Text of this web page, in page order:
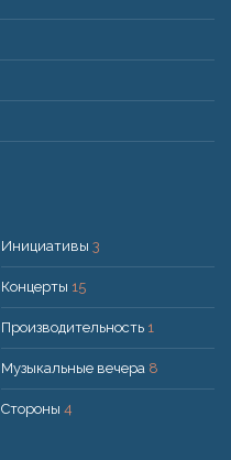
Инициативы 3
Концерты 15
Производительность 1
Музыкальные вечера 8
Стороны 4